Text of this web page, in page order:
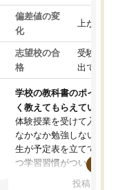
偏差値の変
化
上がった
志望校の合
格
受験して
出ていな
学校の教科書のポイント
く教えてもらえている
体験授業を受けて入塾し
なかなか勉強しない息子
生が予定表を立ててくれ
つ学習習慣がついてきま
投稿日：